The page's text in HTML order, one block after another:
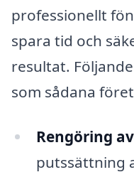
professionellt
spara tid och
resultat.
som sådana
Rengöring
putssättning